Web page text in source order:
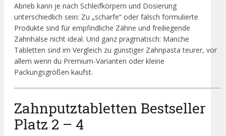
Abrieb kann je nach Schleifkörpern und Dosierung
unterschiedlich sein: Zu „scharfe“ oder falsch formulierte
Produkte sind für empfindliche Zähne und freiliegende
Zahnhälse nicht ideal. Und ganz pragmatisch: Manche
Tabletten sind im Vergleich zu günstiger Zahnpasta teurer, vor
allem wenn du Premium-Varianten oder kleine
Packungsgrößen kaufst.
Zahnputztabletten Bestseller
Platz 2 – 4